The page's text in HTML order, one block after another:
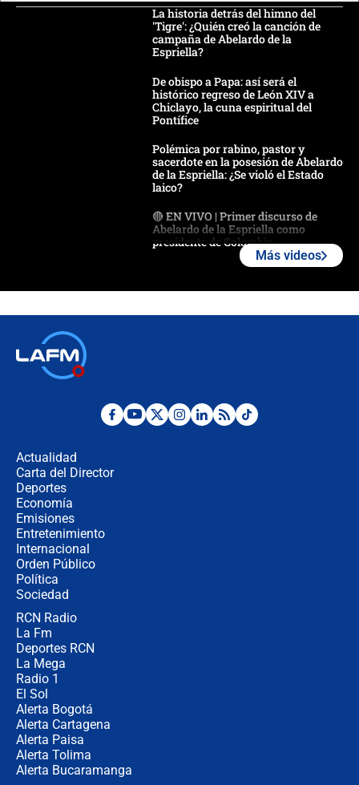
La historia detrás del himno del
'Tigre': ¿Quién creó la canción de
campaña de Abelardo de la
Espriella?
De obispo a Papa: así será el
histórico regreso de León XIV a
Chiclayo, la cuna espiritual del
Pontífice
Polémica por rabino, pastor y
sacerdote en la posesión de Abelardo
de la Espriella: ¿Se violó el Estado
laico?
🔴 EN VIVO | Primer discurso de
Abelardo de la Espriella como
presidente de Colombia
Desde dermatitis hasta infecciones:
Más videos
Actualidad
Carta del Director
Deportes
Economía
Emisiones
Entretenimiento
Internacional
Orden Público
Política
Sociedad
RCN Radio
La Fm
Deportes RCN
La Mega
Radio 1
El Sol
Alerta Bogotá
Alerta Cartagena
Alerta Paisa
Alerta Tolima
Alerta Bucaramanga